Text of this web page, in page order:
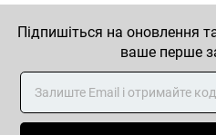
Підпишіться на оновлення
ваше перше